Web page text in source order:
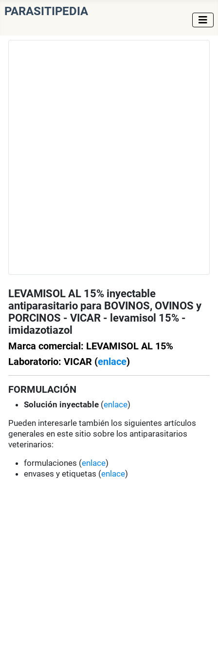
PARASITIPEDIA
LEVAMISOL AL 15% inyectable
antiparasitario para BOVINOS, OVINOS y
PORCINOS - VICAR - levamisol 15% -
imidazotiazol
Marca comercial: LEVAMISOL AL 15%
Laboratorio: VICAR (enlace)
FORMULACIÓN
Solución inyectable (enlace)
Pueden interesarle también los siguientes artículos
generales en este sitio sobre los antiparasitarios
veterinarios:
formulaciones (enlace)
envases y etiquetas (enlace)